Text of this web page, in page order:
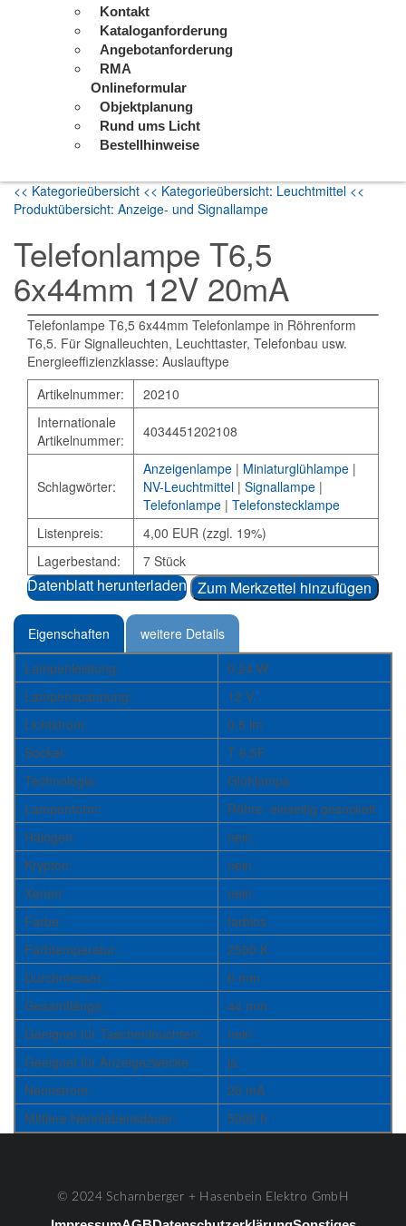
Kontakt
Kataloganforderung
Angebotanforderung
RMA
Onlineformular
Objektplanung
Rund ums Licht
Bestellhinweise
<< Kategorieübersicht << Kategorieübersicht: Leuchtmittel <<
Produktübersicht: Anzeige- und Signallampe
Telefonlampe T6,5
6x44mm 12V 20mA
Telefonlampe T6,5 6x44mm Telefonlampe in Röhrenform
T6,5. Für Signalleuchten, Leuchttaster, Telefonbau usw.
Energieeffizienzklasse: Auslauftype
Artikelnummer:
20210
Internationale
Artikelnummer:
4034451202108
Schlagwörter:
Anzeigenlampe | Miniaturglühlampe |
NV-Leuchtmittel | Signallampe |
Telefonlampe | Telefonstecklampe
Listenpreis:
4,00 EUR (zzgl. 19%)
Lagerbestand:
7 Stück
Datenblatt herunterladen Zum Merkzettel hinzufügen
Eigenschaften
weitere Details
Lampenleistung:
0,24 W
Lampenspannung:
12 V
Lichtstrom:
0,5 lm
Sockel:
T 6,5F
Technologie:
Glühlampe
Lampenform:
Röhre, einseitig gesockelt
Halogen:
nein
Krypton:
nein
Xenon:
nein
Farbe:
farblos
Farbtemperatur:
2500 K
Durchmesser:
6 mm
Gesamtlänge:
44 mm
Geeignet für Taschenleuchten:
nein
Geeignet für Anzeigezwecke:
ja
Nennstrom:
20 mA
Mittlere Nennlebensdauer:
5000 h
© 2024 Scharnberger + Hasenbein Elektro GmbH